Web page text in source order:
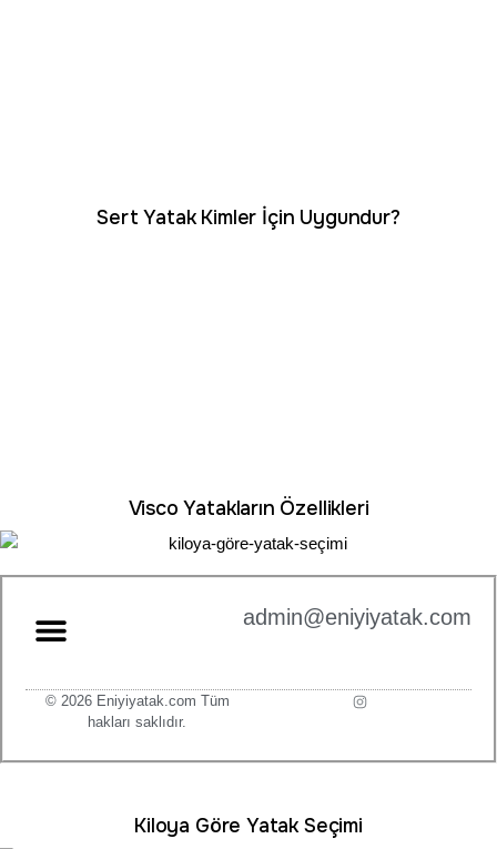
Sert Yatak Kimler İçin Uygundur?
Visco Yatakların Özellikleri
Kiloya Göre Yatak Seçimi
admin@eniyiyatak.com
© 2026 Eniyiyatak.com Tüm
hakları saklıdır.